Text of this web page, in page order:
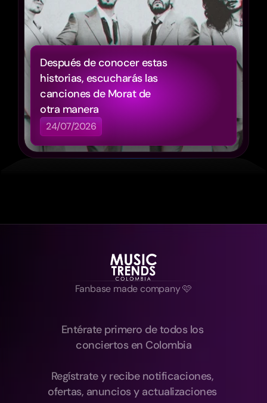
Después de conocer estas
historias, escucharás las
canciones de Morat de
otra manera
24/07/2026
Fanbase made company 🩷
Entérate primero de todos los
conciertos en Colombia
Regístrate y recibe notificaciones,
ofertas, anuncios y actualizaciones